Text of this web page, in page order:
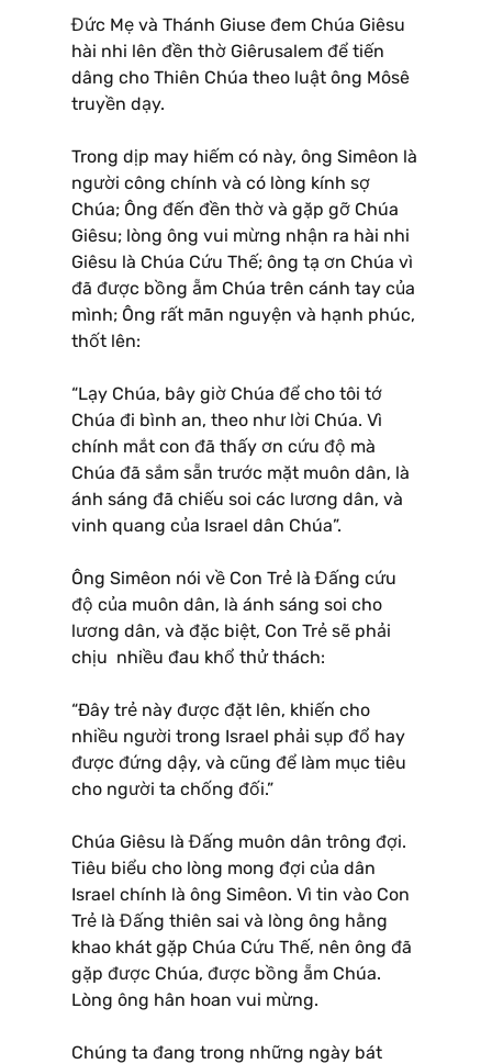
Đức Mẹ và Thánh Giuse đem Chúa Giêsu
hài nhi lên đền thờ Giêrusalem để tiến
dâng cho Thiên Chúa theo luật ông Môsê
truyền dạy.
Trong dịp may hiếm có này, ông Simêon là
người công chính và có lòng kính sợ
Chúa; Ông đến đền thờ và gặp gỡ Chúa
Giêsu; lòng ông vui mừng nhận ra hài nhi
Giêsu là Chúa Cứu Thế; ông tạ ơn Chúa vì
đã được bồng ẵm Chúa trên cánh tay của
mình; Ông rất mãn nguyện và hạnh phúc,
thốt lên:
“Lạy Chúa, bây giờ Chúa để cho tôi tớ
Chúa đi bình an, theo như lời Chúa. Vì
chính mắt con đã thấy ơn cứu độ mà
Chúa đã sắm sẵn trước mặt muôn dân, là
ánh sáng đã chiếu soi các lương dân, và
vinh quang của Israel dân Chúa”.
Ông Simêon nói về Con Trẻ là Đấng cứu
độ của muôn dân, là ánh sáng soi cho
lương dân, và đặc biệt, Con Trẻ sẽ phải
chịu nhiều đau khổ thử thách:
“Ðây trẻ này được đặt lên, khiến cho
nhiều người trong Israel phải sụp đổ hay
được đứng dậy, và cũng để làm mục tiêu
cho người ta chống đối.”
Chúa Giêsu là Đấng muôn dân trông đợi.
Tiêu biểu cho lòng mong đợi của dân
Israel chính là ông Simêon. Vì tin vào Con
Trẻ là Đấng thiên sai và lòng ông hằng
khao khát gặp Chúa Cứu Thế, nên ông đã
gặp được Chúa, được bồng ẵm Chúa.
Lòng ông hân hoan vui mừng.
Chúng ta đang trong những ngày bát